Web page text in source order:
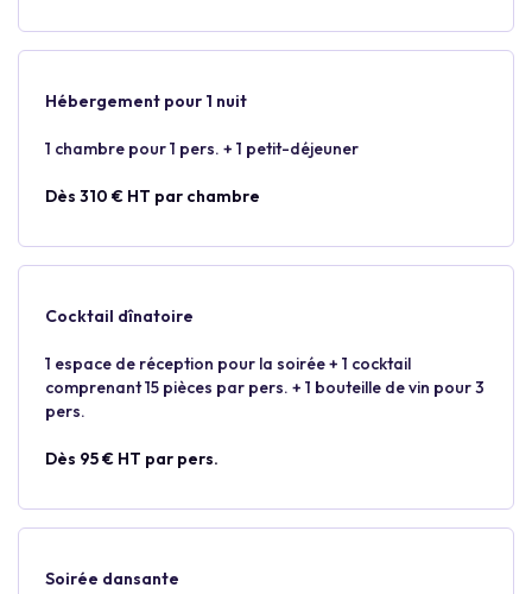
Hébergement pour 1 nuit
1 chambre pour 1 pers. + 1 petit-déjeuner
Dès 310 € HT par chambre
Cocktail dînatoire
1 espace de réception pour la soirée + 1 cocktail
comprenant 15 pièces par pers. + 1 bouteille de vin pour 3
pers.
Dès 95 € HT par pers.
Soirée dansante